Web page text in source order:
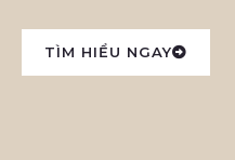
TÌM HIỂU NGAY